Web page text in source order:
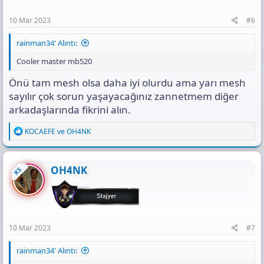
10 Mar 2023 #6
rainman34' Alıntı:
Cooler master mb520
Önü tam mesh olsa daha iyi olurdu ama yarı mesh
sayılır çok sorun yaşayacağınız zannetmem diğer
arkadaşlarında fikrini alın.
R
e
a
c
t
i
o
n
KOCAEFE veOH4NK
KS OH4NK
10 Mar 2023 #7
rainman34' Alıntı: